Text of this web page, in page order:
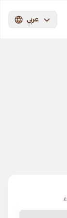
عربي